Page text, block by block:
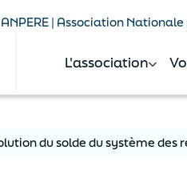
ANPERE | Association
L'association
du solde du système des